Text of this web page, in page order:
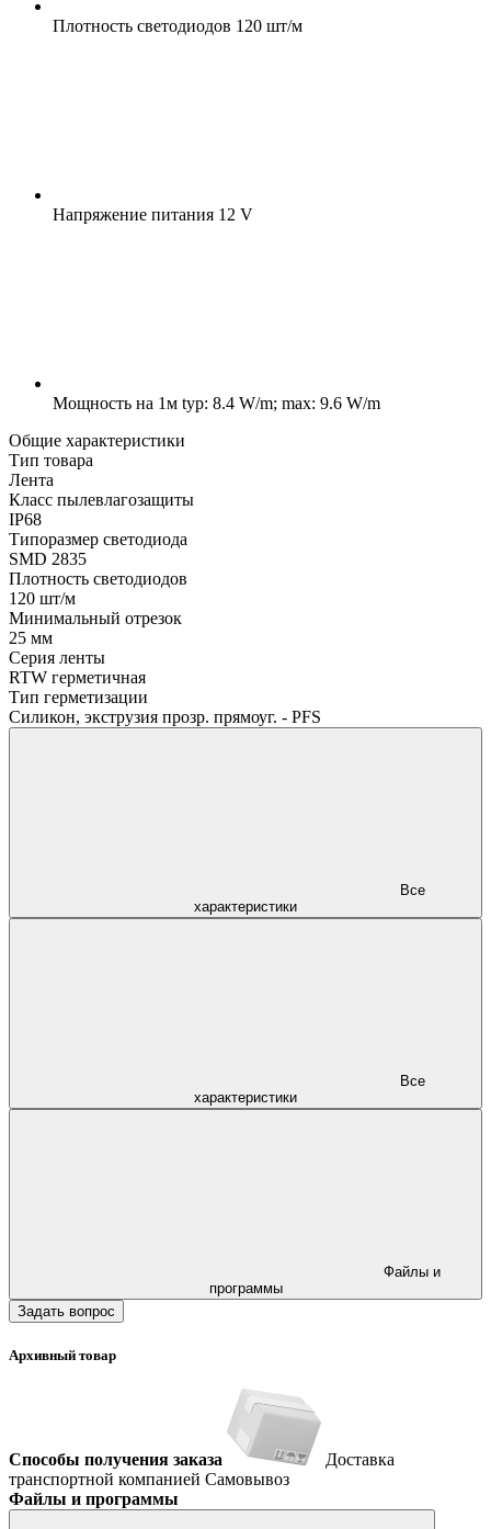
Плотность светодиодов 120 шт/м
Напряжение питания 12 V
Мощность на 1м typ: 8.4 W/m; max: 9.6 W/m
Общие характеристики
Тип товара
Лента
Класс пылевлагозащиты
IP68
Типоразмер светодиода
SMD 2835
Плотность светодиодов
120 шт/м
Минимальный отрезок
25 мм
Серия ленты
RTW герметичная
Тип герметизации
Силикон, экструзия прозр. прямоуг. - PFS
характеристики
характеристики
программы
Задать вопрос
Архивный товар
Способы получения заказа
Доставка
транспортной компанией Самовывоз
Файлы и программы